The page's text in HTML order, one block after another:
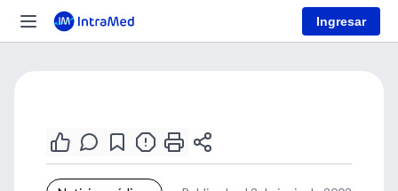
Ingresar